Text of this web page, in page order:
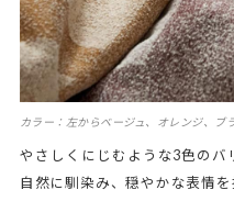
カラー：左からベージュ、オレンジ、ブ
やさしくにじむような3色の
自然に馴染み、穏やかな表情